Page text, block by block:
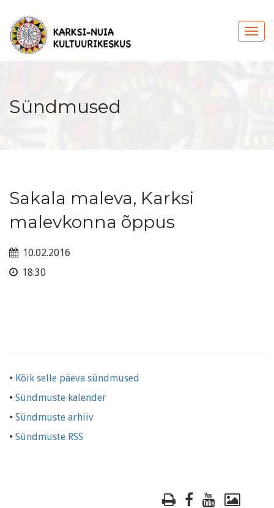
Sündmused
Sakala maleva, Karksi
malevkonna õppus
10.02.2016
18:30
• Kõik selle päeva sündmused
• Sündmuste kalender
• Sündmuste arhiiv
• Sündmuste RSS